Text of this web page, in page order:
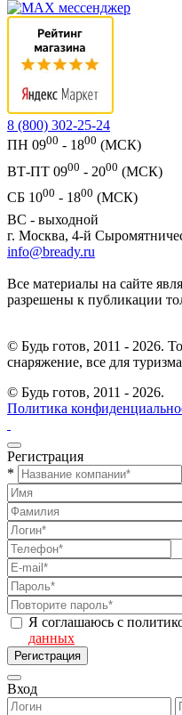
8 (800) 302-25-24
ПН 0900 - 1800 (МСК)
ВТ-ПТ 0900 - 2000 (МСК)
СБ 1000 - 1800 (МСК)
ВС - выходной
г. Москва, 4-й
info@bready.ru
Все материалы на сайте
разрешены к публикации
© Будь готов, 2011 - 2026.
снаряжение, все для
© Будь готов, 2011 - 2026.
Политика
Регистрация
*
Я соглашаюсь с
данных
Регистрация
Вход